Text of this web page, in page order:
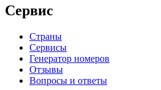
Сервис
Страны
Сервисы
Генератор номеров
Отзывы
Вопросы и ответы